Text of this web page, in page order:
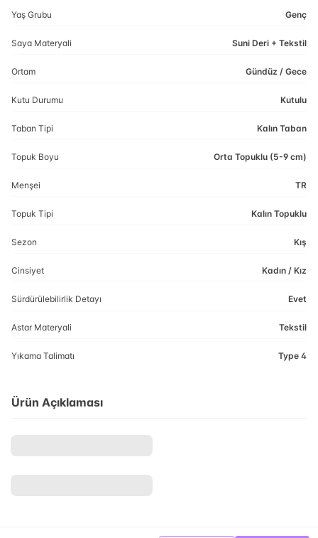
Yaş Grubu Genç
Saya Materyali Suni Deri + Tekstil
Ortam Gündüz / Gece
Kutu Durumu Kutulu
Taban Tipi Kalın Taban
Topuk Boyu Orta Topuklu (5-9 cm)
Menşei TR
Topuk Tipi Kalın Topuklu
Sezon Kış
Cinsiyet Kadın / Kız
Sürdürülebilirlik Detayı Evet
Astar Materyali Tekstil
Yıkama Talimatı Type 4
Ürün Açıklaması